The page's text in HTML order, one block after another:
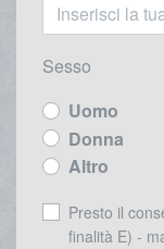
Sesso
Uomo
Donna
Altro
Presto il
finalità E) -